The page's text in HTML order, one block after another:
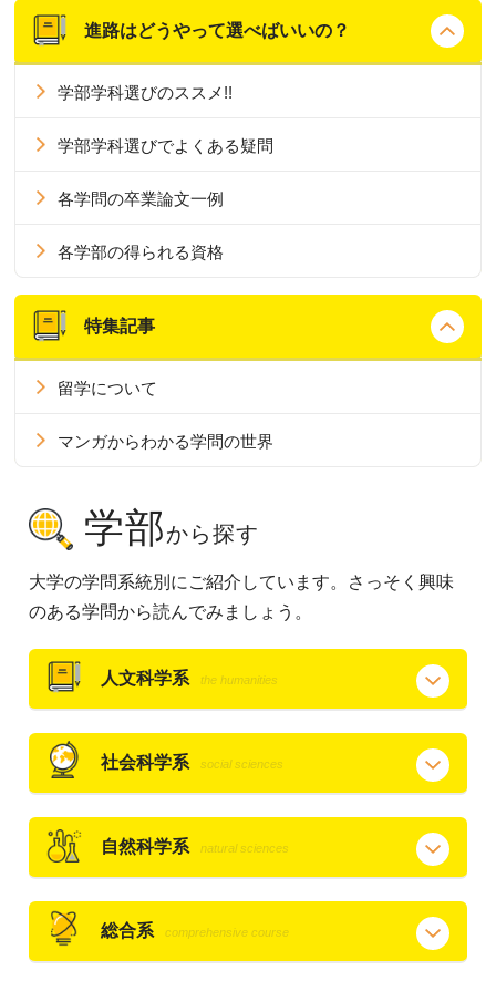
進路はどうやって選べばいいの？
学部学科選びのススメ!!
学部学科選びでよくある疑問
各学問の卒業論文一例
各学部の得られる資格
特集記事
留学について
マンガからわかる学問の世界
学部から探す
大学の学問系統別にご紹介しています。さっそく興味
のある学問から読んでみましょう。
人文科学系 the humanities
社会科学系 social sciences
自然科学系 natural sciences
総合系 comprehensive course